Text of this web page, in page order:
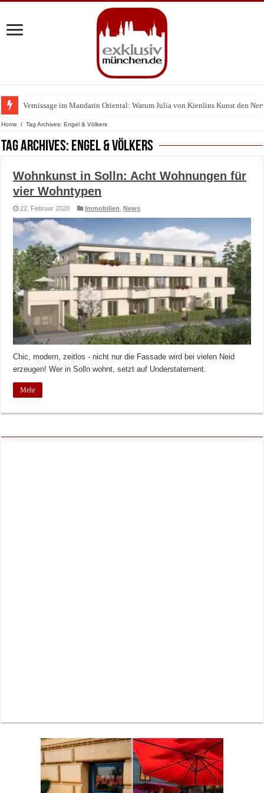
Vernissage im Mandarin Oriental: Warum Julia von Kienlins Kunst den
Home / Tag Archives: Engel & Völkers
Tag Archives: Engel & Völkers
Wohnkunst in Solln: Acht Wohnungen für
vier Wohntypen
22. Februar 2020 Immobilien ,News
Chic, modern, zeitlos - nicht nur die Fassade wird bei vielen Neid
erzeugen! Wer in Solln wohnt, setzt auf Understatement.
Mehr